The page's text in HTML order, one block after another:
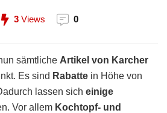
3 Views 0
sämtliche Artikel von Karcher
Es sind Rabatte in Höhe von
lassen sich einige
Vor allem Kochtopf- und